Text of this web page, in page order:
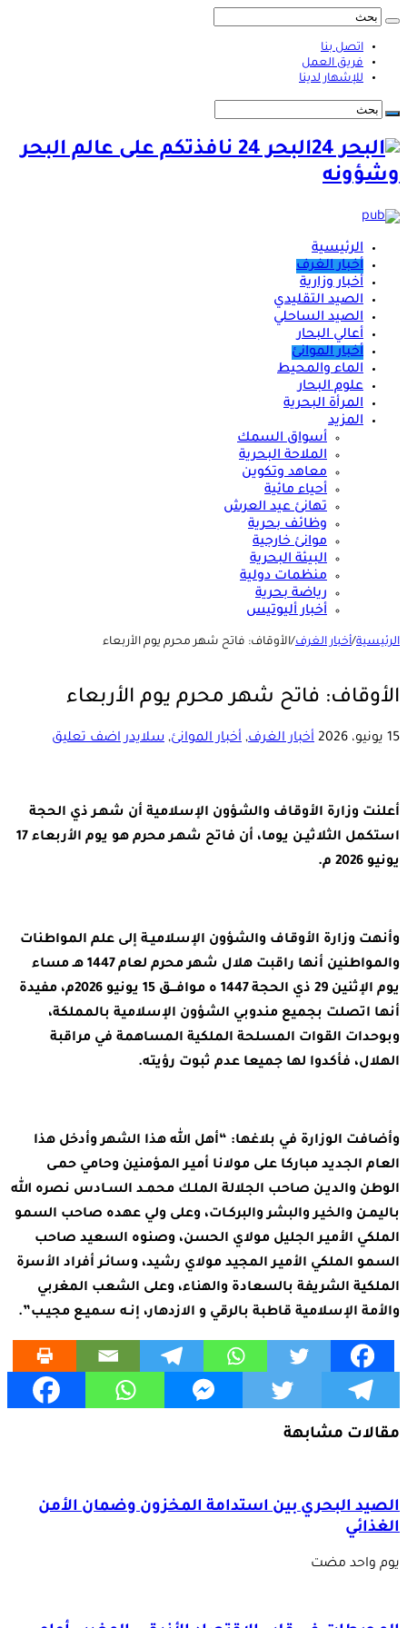
اتصل بنا
فريق العمل
للإشهار لدينا
البحر 24 نافذتكم على عالم البحر
وشؤونه
الرئيسية
أخبار الغرف
أخبار وزارية
الصيد التقليدي
الصيد الساحلي
أعالي البحار
أخبار الموانئ
الماء والمحيط
علوم البحار
المرأة البحرية
المزيد
أسواق السمك
الملاحة البحرية
معاهد وتكوين
أحياء مائية
تهانئ عيد العرش
وظائف بحرية
موانئ خارجية
البيئة البحرية
منظمات دولية
رياضة بحرية
أخبار أليوتيس
الرئيسية/أخبار الغرف/الأوقاف: فاتح شهر محرم يوم الأربعاء
الأوقاف: فاتح شهر محرم يوم الأربعاء
15 يونيو، 2026 أخبار الغرف, أخبار الموانئ, سلايدر اضف تعليق
أعلنت وزارة الأوقاف والشؤون الإسلامية أن شهـر ذي الحجة
استكمل الثلاثيـن يوما، أن فاتح شهـر محرم هو يوم الأربعاء 17
يونيو 2026 م.
وأنهت وزارة الأوقاف والشؤون الإسلاميـة إلى علم المواطنات
والمواطنين أنها راقبت هلال شهر محرم لعام 1447 هـ مساء
يوم الإثنين 29 ذي الحجة 1447 ه موافـــق 15 يونيو 2026م، مفيدة
أنها اتصلت بجميع مندوبي الشؤون الإسلامية بالمملكة،
وبوحدات القوات المسلحة الملكية المساهمة في مراقبة
الهلال، فأكدوا لها جميعا عدم ثبوت رؤيته.
وأضافت الوزارة في بلاغها: “أهل الله هذا الشهر وأدخل هذا
العام الجديد مباركا على مولانا أميـر المؤمنين وحامي حمـى
الوطن والديـن صاحب الجلالة الملـك محمـد السـادس نصره الله
باليمـن والخيـر والبشر والبركـات، وعلى ولي عهده صاحب السمو
الملكي الأميـر الجليل مولاي الحسن، وصنوه السعيد صاحب
السمو الملكي الأميـر المجيد مولاي رشيد، وسائـر أفراد الأسرة
الملكية الشريفة بالسعادة والهناء، وعلى الشعب المغربي
والأمة الإسلامية قاطبة بالرقي و الازدهار، إنـه سميـع مجيـب”.
مقالات مشابهة
الصيد البحري بين استدامة المخزون وضمان الأمن
الغذائي
‏يوم واحد مضت